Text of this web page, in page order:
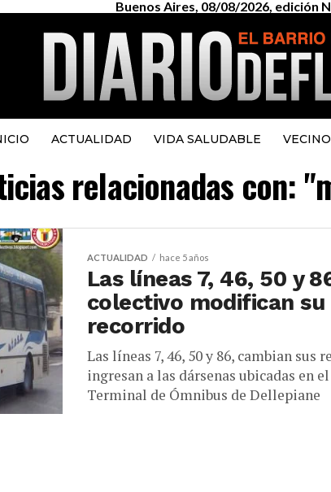
Buenos Aires, 08/08/2026, edición
ACTUALIDAD VIDA SALUDABLE
relacionadas con:
ACTUALIDAD hace 5 años
Las líneas 7, 46, 50 y
colectivo modifican su
recorrido
Las líneas 7, 46, 50 y 86, cambian sus
ingresan a las dársenas ubicadas en
Terminal de Ómnibus de Dellepiane